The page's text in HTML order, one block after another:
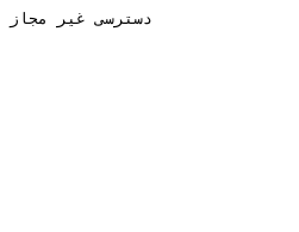
دسترسی غیر مجاز